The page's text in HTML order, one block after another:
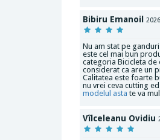
Bibiru Emanoil
Nu am stat pe
este cel mai bun
categoria Bicicleta de
considerat ca are un
Calitatea este foarte
nu vrei ceva cutting
modelul asta te va
Vîlceleanu Ovidiu